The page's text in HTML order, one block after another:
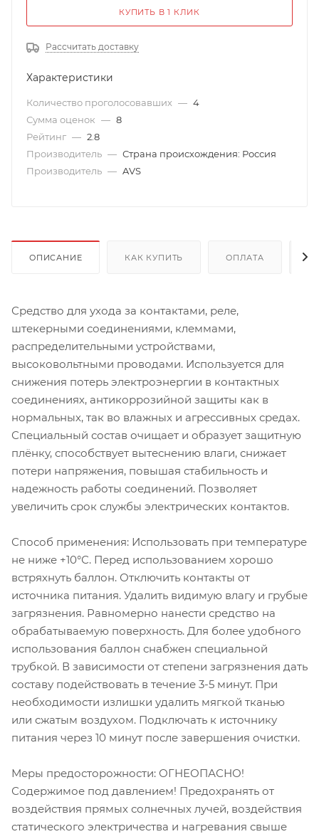
КУПИТЬ В 1 КЛИК
Рассчитать доставку
Характеристики
Количество проголосовавших — 4
Сумма оценок — 8
Рейтинг — 2.8
Производитель — Страна происхождения: Россия
Производитель — AVS
ОПИСАНИЕ КАК КУПИТЬ ОПЛАТА
Средство для ухода за контактами, реле,
штекерными соединениями, клеммами,
распределительными устройствами,
высоковольтными проводами. Используется для
снижения потерь электроэнергии в контактных
соединениях, антикоррозийной защиты как в
нормальных, так во влажных и агрессивных средах.
Специальный состав очищает и образует защитную
плёнку, способствует вытеснению влаги, снижает
потери напряжения, повышая стабильность и
надежность работы соединений. Позволяет
увеличить срок службы электрических контактов.
Способ применения: Использовать при температуре
не ниже +10°С. Перед использованием хорошо
встряхнуть баллон. Отключить контакты от
источника питания. Удалить видимую влагу и грубые
загрязнения. Равномерно нанести средство на
обрабатываемую поверхность. Для более удобного
использования баллон снабжен специальной
трубкой. В зависимости от степени загрязнения дать
составу подействовать в течение 3-5 минут. При
необходимости излишки удалить мягкой тканью
или сжатым воздухом. Подключать к источнику
питания через 10 минут после завершения очистки.
Меры предосторожности: ОГНЕОПАСНО!
Содержимое под давлением! Предохранять от
воздействия прямых солнечных лучей, воздействия
статического электричества и нагревания свыше